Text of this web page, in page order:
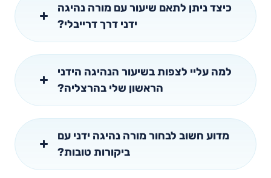
כיצד ניתן לתאם שיעור עם מורה נהיגה
ידני דרך דרייבלי?
למה עליי לצפות בשיעור הנהיגה הידני
הראשון שלי בהרצליה?
מדוע חשוב לבחור מורה נהיגה ידני עם
ביקורות טובות?